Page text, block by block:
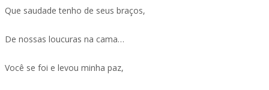
Que saudade tenho de seus braços,
De nossas loucuras na cama…
Você se foi e levou minha paz,